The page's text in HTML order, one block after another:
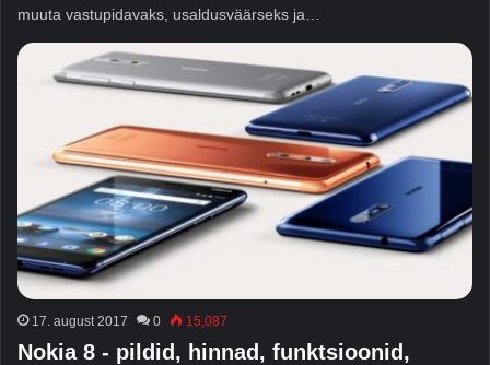
muuta vastupidavaks, usaldusväärseks ja…
17. august 2017 0 15,087
Nokia 8 - pildid, hinnad, funktsioonid,